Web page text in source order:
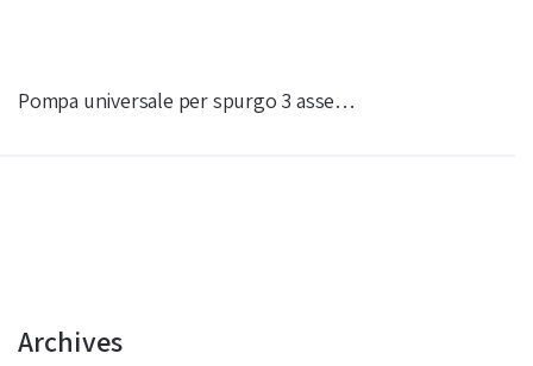
Pompa universale per spurgo 3 asse…
Archives